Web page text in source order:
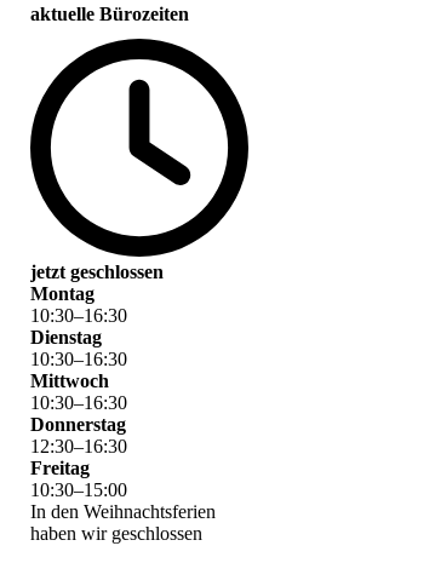
aktuelle Bürozeiten
jetzt geschlossen
Montag
10:30–16:30
Dienstag
10:30–16:30
Mittwoch
10:30–16:30
Donnerstag
12:30–16:30
Freitag
10:30–15:00
In den Weihnachtsferien
haben wir geschlossen